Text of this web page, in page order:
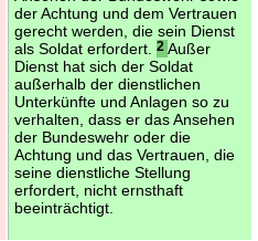
der Achtung und dem Vertrauen
gerecht werden, die sein Dienst
als Soldat erfordert.
2 Außer
Dienst hat sich der Soldat
außerhalb der dienstlichen
Unterkünfte und Anlagen so zu
verhalten, dass er das Ansehen
der Bundeswehr oder die
Achtung und das Vertrauen, die
seine dienstliche Stellung
erfordert, nicht ernsthaft
beeinträchtigt.